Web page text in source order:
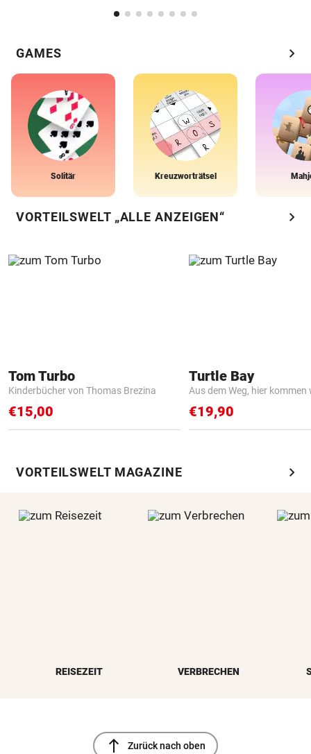
GAMES chevron_right
Solitär Kreuzworträtsel
VORTEILSWELT „ALLE ANZEIGEN“ chevron_right
Tom Turbo
Kinderbücher von Thomas Brezina
€15,00
Turtle Bay
Aus dem Weg, hier kommen
€19,90
VORTEILSWELT MAGAZINE chevron_right
REISEZEIT VERBRECHEN
north Zurück nach oben